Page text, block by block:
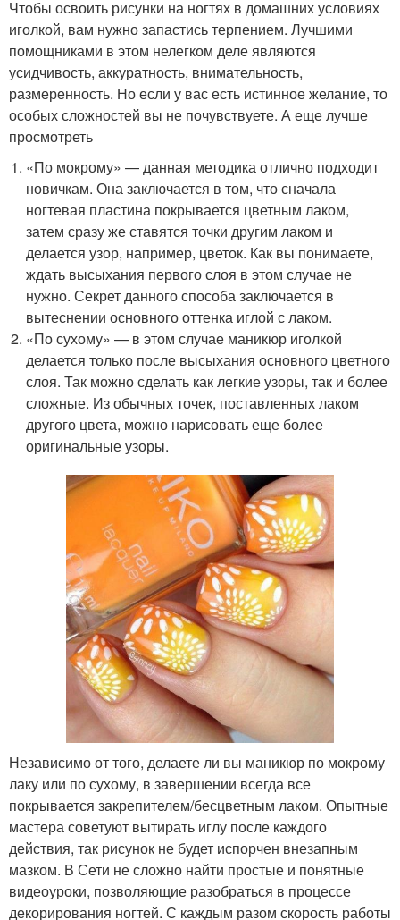
Чтобы освоить рисунки на ногтях в домашних условиях
иголкой, вам нужно запастись терпением. Лучшими
помощниками в этом нелегком деле являются
усидчивость, аккуратность, внимательность,
размеренность. Но если у вас есть истинное желание, то
особых сложностей вы не почувствуете. А еще лучше
просмотреть
«По мокрому» — данная методика отлично подходит
новичкам. Она заключается в том, что сначала
ногтевая пластина покрывается цветным лаком,
затем сразу же ставятся точки другим лаком и
делается узор, например, цветок. Как вы понимаете,
ждать высыхания первого слоя в этом случае не
нужно. Секрет данного способа заключается в
вытеснении основного оттенка иглой с лаком.
«По сухому» — в этом случае маникюр иголкой
делается только после высыхания основного цветного
слоя. Так можно сделать как легкие узоры, так и более
сложные. Из обычных точек, поставленных лаком
другого цвета, можно нарисовать еще более
оригинальные узоры.
Независимо от того, делаете ли вы маникюр по мокрому
лаку или по сухому, в завершении всегда все
покрывается закрепителем/бесцветным лаком. Опытные
мастера советуют вытирать иглу после каждого
действия, так рисунок не будет испорчен внезапным
мазком. В Сети не сложно найти простые и понятные
видеоуроки, позволяющие разобраться в процессе
декорирования ногтей. С каждым разом скорость работы